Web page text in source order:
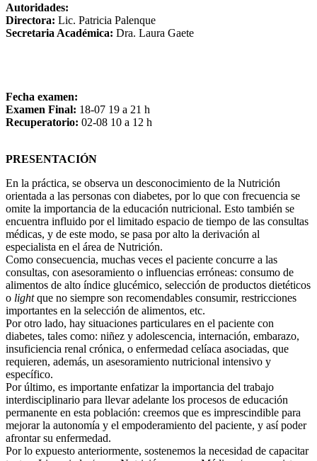
Autoridades:
Directora: Lic. Patricia Palenque
Secretaria Académica: Dra. Laura Gaete
Fecha examen:
Examen Final: 18-07 19 a 21 h
Recuperatorio: 02-08 10 a 12 h
PRESENTACIÓN
En la práctica, se observa un desconocimiento de la Nutrición
orientada a las personas con diabetes, por lo que con frecuencia se
omite la importancia de la educación nutricional. Esto también se
encuentra influido por el limitado espacio de tiempo de las consultas
médicas, y de este modo, se pasa por alto la derivación al
especialista en el área de Nutrición.
Como consecuencia, muchas veces el paciente concurre a las
consultas, con asesoramiento o influencias erróneas: consumo de
alimentos de alto índice glucémico, selección de productos dietéticos
o lightque no siempre son recomendables consumir, restricciones
importantes en la selección de alimentos, etc.
Por otro lado, hay situaciones particulares en el paciente con
diabetes, tales como: niñez y adolescencia, internación, embarazo,
insuficiencia renal crónica, o enfermedad celíaca asociadas, que
requieren, además, un asesoramiento nutricional intensivo y
específico.
Por último, es importante enfatizar la importancia del trabajo
interdisciplinario para llevar adelante los procesos de educación
permanente en esta población: creemos que es imprescindible para
mejorar la autonomía y el empoderamiento del paciente, y así poder
afrontar su enfermedad.
Por lo expuesto anteriormente, sostenemos la necesidad de capacitar